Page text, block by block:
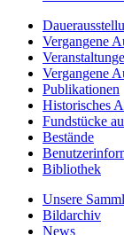
Vergangene
Vergangene
Publikationen
Historisches
Fundstücke
Bestände
Bibliothek
Unsere
Bildarchiv
News